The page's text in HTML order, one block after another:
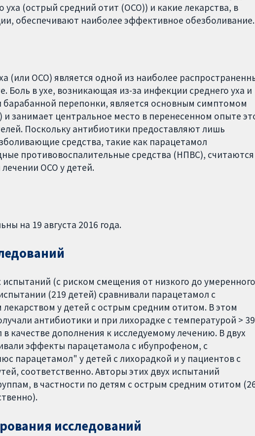
уха (острый средний отит (ОСО)) и какие лекарства, в
обеспечивают наиболее эффективное обезболивание.
(или ОСО) является одной из наиболее
Боль в ухе, возникающая из-за инфекции среднего уха и
барабанной перепонки, является основным симптомом
и занимает центральное место в перенесенном опыте
Поскольку антибиотики предоставляют лишь
средства, такие как парацетамол
противовоспалительные средства (НПВС), считаются
ОСО у детей.
на 19 августа 2016 года.
(с риском смещения от низкого до
(219 детей) сравнивали парацетамол с
у детей с острым средним отитом. В этом
антибиотики и при лихорадке с температурой > 39
качестве дополнения к исследуемому лечению. В двух
эффекты парацетамола с ибупрофеном, с
парацетамол" у детей с лихорадкой и у пациентов с
соответственно. Авторы этих двух испытаний
в частности по детям с острым средним отитом
исследований